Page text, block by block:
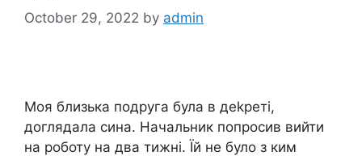
October 29, 2022 by admin
Моя близька подруга була в деkреті,
доглядала сина. Начальник попросив вийти
на роботу на два тижні. Їй не було з ким